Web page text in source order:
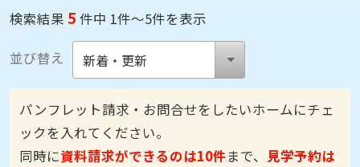
検索結果 5 件中 1件～5件を表示
並び替え
パンフレット請求・お問合せをしたいホームにチェ
ックを入れてください。
同時に資料請求ができるのは10件まで、 見学予約は